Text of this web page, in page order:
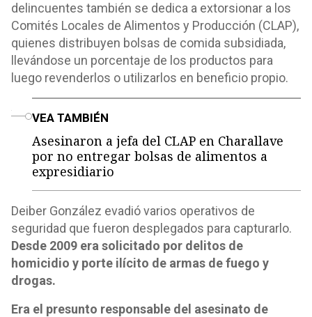
delincuentes también se dedica a extorsionar a los
Comités Locales de Alimentos y Producción (CLAP),
quienes distribuyen bolsas de comida subsidiada,
llevándose un porcentaje de los productos para
luego revenderlos o utilizarlos en beneficio propio.
VEA TAMBIÉN
Asesinaron a jefa del CLAP en Charallave
por no entregar bolsas de alimentos a
expresidiario
Deiber González evadió varios operativos de
seguridad que fueron desplegados para capturarlo.
Desde 2009 era solicitado por delitos de
homicidio y porte ilícito de armas de fuego y
drogas.
Era el presunto responsable del asesinato de